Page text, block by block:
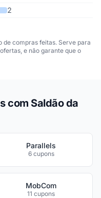
2
de compras feitas. Serve para
e não garante que o
com Saldão da
Parallels
6 cupons
MobCom
11 cupons